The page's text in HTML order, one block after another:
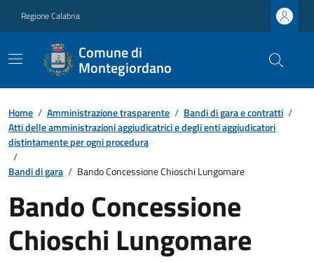
Regione Calabria
Comune di
Montegiordano
Home / Amministrazione trasparente / Bandi di gara e contratti /
Atti delle amministrazioni aggiudicatrici e degli enti aggiudicatori
distintamente per ogni procedura
/
Bandi di gara / Bando Concessione Chioschi Lungomare
Bando Concessione
Chioschi Lungomare